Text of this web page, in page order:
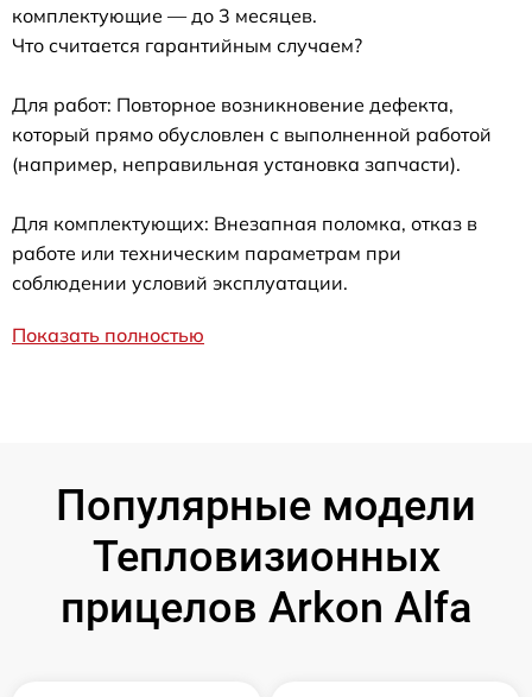
комплектующие — до 3 месяцев.
Что считается гарантийным случаем?
Для работ: Повторное возникновение дефекта,
который прямо обусловлен с выполненной работой
(например, неправильная установка запчасти).
Для комплектующих: Внезапная поломка, отказ в
работе или техническим параметрам при
соблюдении условий эксплуатации.
Показать полностью
Популярные модели
Тепловизионных
прицелов Arkon Alfa